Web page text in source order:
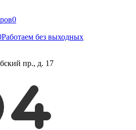
0
Работаем без выходных
пр., д. 17